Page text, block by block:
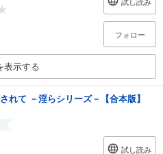
フォロー
表示する
れて －淫らシリーズ－【合本版】
試し読み